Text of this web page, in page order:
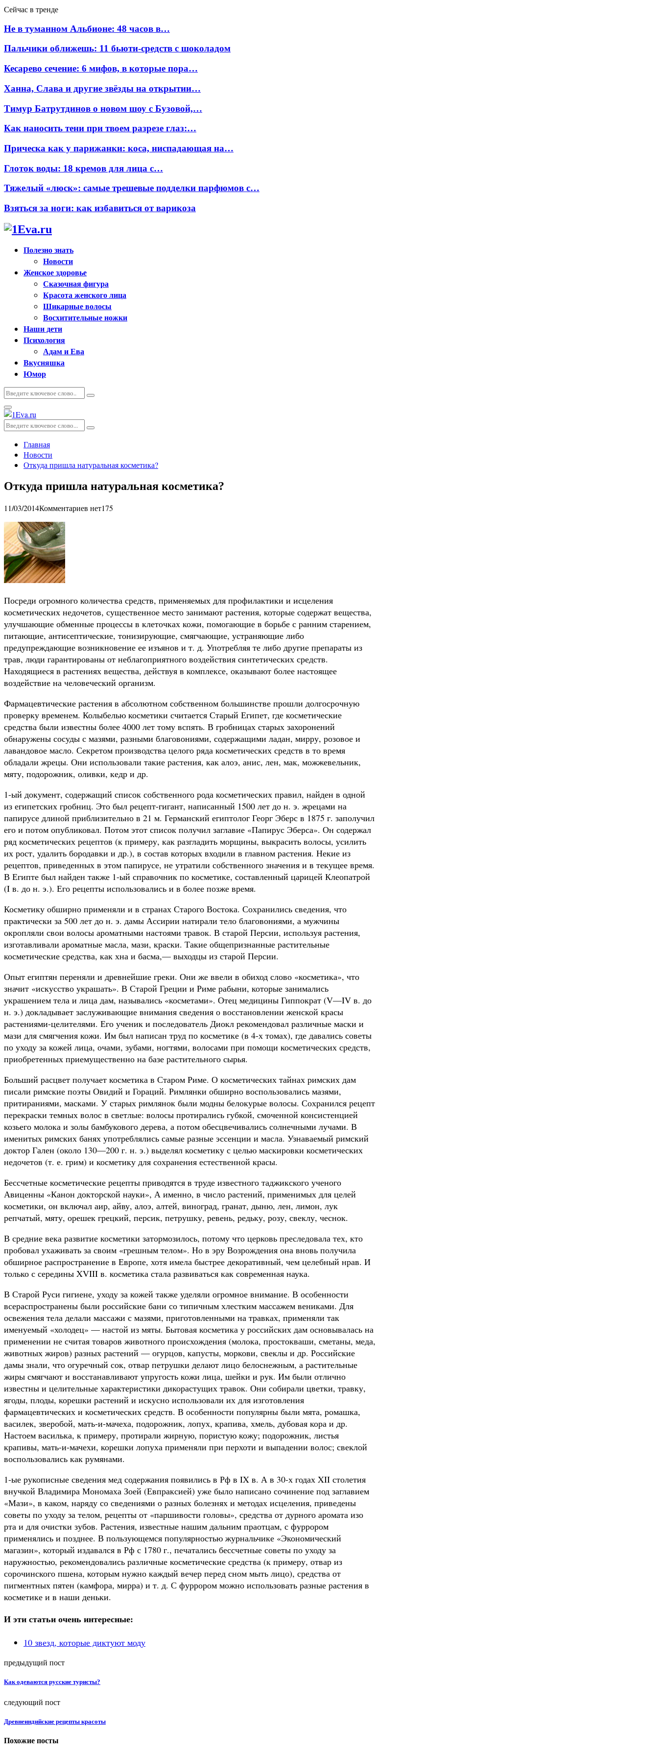
Сейчас в тренде
Не в туманном Альбионе: 48 часов в…
Пальчики оближешь: 11 бьюти-средств с шоколадом
Кесарево сечение: 6 мифов, в которые пора…
Ханна, Слава и другие звёзды на открытии…
Тимур Батрутдинов о новом шоу с Бузовой,…
Как наносить тени при твоем разрезе глаз:…
Прическа как у парижанки: коса, ниспадающая на…
Глоток воды: 18 кремов для лица с…
Тяжелый «люск»: самые трешевые подделки парфюмов с…
Взяться за ноги: как избавиться от варикоза
Полезно знать
Новости
Женское здоровье
Сказочная фигура
Красота женского лица
Шикарные волосы
Восхитительные ножки
Наши дети
Психология
Адам и Ева
Вкусняшка
Юмор
Искать:
Поиск
Основное
меню
Искать:
Поиск
Главная
Новости
Откуда пришла натуральная косметика?
Откуда пришла натуральная косметика?
11/03/2014Комментариев нет175
Посреди огромного количества средств, применяемых для профилактики и исцеления
косметических недочетов, существенное место занимают растения, которые содержат вещества,
улучшающие обменные процессы в клеточках кожи, помогающие в борьбе с ранним старением,
питающие, антисептические, тонизирующие, смягчающие, устраняющие либо
предупреждающие возникновение ее изъянов и т. д. Употребляя те либо другие препараты из
трав, люди гарантированы от неблагоприятного воздействия синтетических средств.
Находящиеся в растениях вещества, действуя в комплексе, оказывают более настоящее
воздействие на человеческий организм.
Фармацевтические растения в абсолютном собственном большинстве прошли долгосрочную
проверку временем. Колыбелью косметики считается Старый Египет, где косметические
средства были известны более 4000 лет тому вспять. В гробницах старых захоронений
обнаружены сосуды с мазями, разными благовониями, содержащими ладан, мирру, розовое и
лавандовое масло. Секретом производства целого ряда косметических средств в то время
обладали жрецы. Они использовали такие растения, как алоэ, анис, лен, мак, можжевельник,
мяту, подорожник, оливки, кедр и др.
1-ый документ, содержащий список собственного рода косметических правил, найден в одной
из египетских гробниц. Это был рецепт-гигант, написанный 1500 лет до н. э. жрецами на
папирусе длиной приблизительно в 21 м. Германский египтолог Георг Эберс в 1875 г. заполучил
его и потом опубликовал. Потом этот список получил заглавие «Папирус Эберса». Он содержал
ряд косметических рецептов (к примеру, как разгладить морщины, выкрасить волосы, усилить
их рост, удалить бородавки и др.), в состав которых входили в главном растения. Некие из
рецептов, приведенных в этом папирусе, не утратили собственного значения и в текущее время.
В Египте был найден также 1-ый справочник по косметике, составленный царицей Клеопатрой
(I в. до н. э.). Его рецепты использовались и в более позже время.
Косметику обширно применяли и в странах Старого Востока. Сохранились сведения, что
практически за 500 лет до н. э. дамы Ассирии натирали тело благовониями, а мужчины
окропляли свои волосы ароматными настоями травок. В старой Персии, используя растения,
изготавливали ароматные масла, мази, краски. Такие общепризнанные растительные
косметические средства, как хна и басма,— выходцы из старой Персии.
Опыт египтян переняли и древнейшие греки. Они же ввели в обиход слово «косметика», что
значит «искусство украшать». В Старой Греции и Риме рабыни, которые занимались
украшением тела и лица дам, назывались «косметами». Отец медицины Гиппократ (V—IV в. до
н. э.) докладывает заслуживающие внимания сведения о восстановлении женской красы
растениями-целителями. Его ученик и последователь Диокл рекомендовал различные маски и
мази для смягчения кожи. Им был написан труд по косметике (в 4-х томах), где давались советы
по уходу за кожей лица, очами, зубами, ногтями, волосами при помощи косметических средств,
приобретенных приемущественно на базе растительного сырья.
Больший расцвет получает косметика в Старом Риме. О косметических тайнах римских дам
писали римские поэты Овидий и Гораций. Римлянки обширно воспользовались мазями,
притираниями, масками. У старых римлянок были модны белокурые волосы. Сохранился рецепт
перекраски темных волос в светлые: волосы протирались губкой, смоченной консистенцией
козьего молока и золы бамбукового дерева, а потом обесцвечивались солнечными лучами. В
именитых римских банях употреблялись самые разные эссенции и масла. Узнаваемый римский
доктор Гален (около 130—200 г. н. э.) выделял косметику с целью маскировки косметических
недочетов (т. е. грим) и косметику для сохранения естественной красы.
Бессчетные косметические рецепты приводятся в труде известного таджикского ученого
Авиценны «Канон докторской науки», А именно, в число растений, применимых для целей
косметики, он включал аир, айву, алоэ, алтей, виноград, гранат, дыню, лен, лимон, лук
репчатый, мяту, орешек грецкий, персик, петрушку, ревень, редьку, розу, свеклу, чеснок.
В средние века развитие косметики затормозилось, потому что церковь преследовала тех, кто
пробовал ухаживать за своим «грешным телом». Но в эру Возрождения она вновь получила
обширное распространение в Европе, хотя имела быстрее декоративный, чем целебный нрав. И
только с середины XVIII в. косметика стала развиваться как современная наука.
В Старой Руси гигиене, уходу за кожей также уделяли огромное внимание. В особенности
всераспространены были российские бани со типичным хлестким массажем вениками. Для
освежения тела делали массажи с мазями, приготовленными на травках, применяли так
именуемый «холодец» — настой из мяты. Бытовая косметика у российских дам основывалась на
применении не считая товаров животного происхождения (молока, простокваши, сметаны, меда,
животных жиров) разных растений — огурцов, капусты, моркови, свеклы и др. Российские
дамы знали, что огуречный сок, отвар петрушки делают лицо белоснежным, а растительные
жиры смягчают и восстанавливают упругость кожи лица, шейки и рук. Им были отлично
известны и целительные характеристики дикорастущих травок. Они собирали цветки, травку,
ягоды, плоды, корешки растений и искусно использовали их для изготовления
фармацевтических и косметических средств. В особенности популярны были мята, ромашка,
василек, зверобой, мать-и-мачеха, подорожник, лопух, крапива, хмель, дубовая кора и др.
Настоем василька, к примеру, протирали жирную, пористую кожу; подорожник, листья
крапивы, мать-и-мачехи, корешки лопуха применяли при перхоти и выпадении волос; свеклой
воспользовались как румянами.
1-ые рукописные сведения мед содержания появились в Рф в IX в. А в 30-х годах XII столетия
внучкой Владимира Мономаха Зоей (Евпраксией) уже было написано сочинение под заглавием
«Мази», в каком, наряду со сведениями о разных болезнях и методах исцеления, приведены
советы по уходу за телом, рецепты от «паршивости головы», средства от дурного аромата изо
рта и для очистки зубов. Растения, известные нашим дальним праотцам, с фуррором
применялись и позднее. В пользующемся популярностью журнальчике «Экономический
магазин», который издавался в Рф с 1780 г., печатались бессчетные советы по уходу за
наружностью, рекомендовались различные косметические средства (к примеру, отвар из
сорочинского пшена, которым нужно каждый вечер перед сном мыть лицо), средства от
пигментных пятен (камфора, мирра) и т. д. С фуррором можно использовать разные растения в
косметике и в наши деньки.
И эти статьи очень интересные:
10 звезд, которые диктуют моду
предыдущий пост
Как одеваются русские туристы?
следующий пост
Древнеиндийские рецепты красоты
Похожие посты